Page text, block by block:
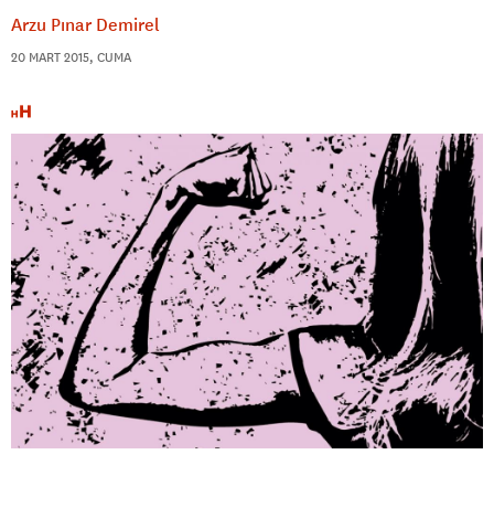
Arzu Pınar Demirel
20 MART 2015, CUMA